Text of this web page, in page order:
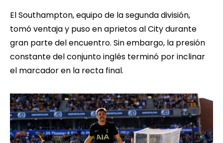
El Southampton, equipo de la segunda división,
tomó ventaja y puso en aprietos al City durante
gran parte del encuentro. Sin embargo, la presión
constante del conjunto inglés terminó por inclinar
el marcador en la recta final.